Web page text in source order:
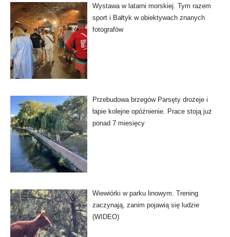
Wystawa w latarni morskiej. Tym razem
sport i Bałtyk w obiektywach znanych
fotografów
Przebudowa brzegów Parsęty drożeje i
łapie kolejne opóźnienie. Prace stoją już
ponad 7 miesięcy
Wiewiórki w parku linowym. Trening
zaczynają, zanim pojawią się ludzie
(WIDEO)